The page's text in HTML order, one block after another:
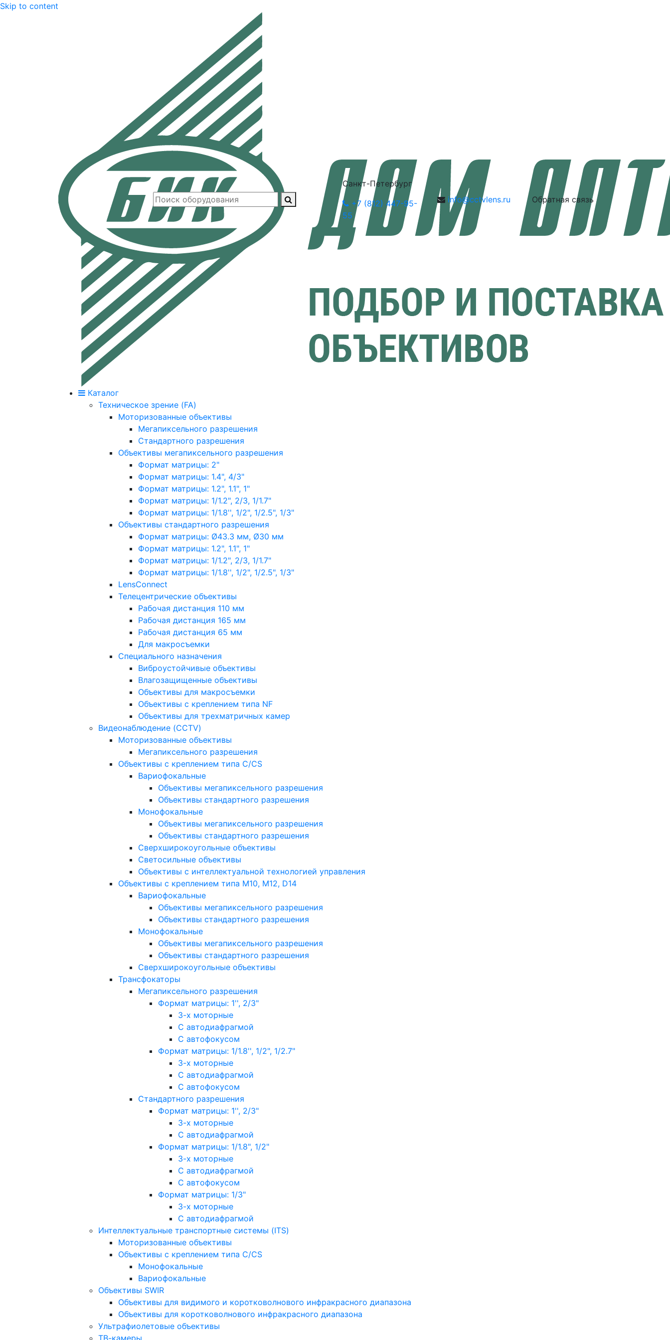
Skip to content
Санкт-Петербург
+7 (812) 447-95-
55
info@cctvlens.ru Обратная связь
Каталог
Техническое зрение (FA)
Моторизованные объективы
Мегапиксельного разрешения
Стандартного разрешения
Объективы мегапиксельного разрешения
Формат матрицы: 2"
Формат матрицы: 1.4", 4/3"
Формат матрицы: 1.2", 1.1", 1"
Формат матрицы: 1/1.2", 2/3, 1/1.7"
Формат матрицы: 1/1.8'', 1/2", 1/2.5", 1/3"
Объективы стандартного разрешения
Формат матрицы: Ø43.3 мм, Ø30 мм
Формат матрицы: 1.2", 1.1", 1"
Формат матрицы: 1/1.2", 2/3, 1/1.7"
Формат матрицы: 1/1.8'', 1/2", 1/2.5", 1/3"
LensConnect
Телецентрические объективы
Рабочая дистанция 110 мм
Рабочая дистанция 165 мм
Рабочая дистанция 65 мм
Для макросъемки
Специального назначения
Виброустойчивые объективы
Влагозащищенные объективы
Объективы для макросъемки
Объективы с креплением типа NF
Объективы для трехматричных камер
Видеонаблюдение (CCTV)
Моторизованные объективы
Мегапиксельного разрешения
Объективы с креплением типа C/CS
Вариофокальные
Объективы мегапиксельного разрешения
Объективы стандартного разрешения
Монофокальные
Объективы мегапиксельного разрешения
Объективы стандартного разрешения
Сверхширокоугольные объективы
Светосильные объективы
Объективы с интеллектуальной технологией управления
Объективы с креплением типа M10, M12, D14
Вариофокальные
Объективы мегапиксельного разрешения
Объективы стандартного разрешения
Монофокальные
Объективы мегапиксельного разрешения
Объективы стандартного разрешения
Сверхширокоугольные объективы
Трансфокаторы
Мегапиксельного разрешения
Формат матрицы: 1'', 2/3"
3-х моторные
С автодиафрагмой
С автофокусом
Формат матрицы: 1/1.8'', 1/2", 1/2.7"
3-х моторные
С автодиафрагмой
С автофокусом
Стандартного разрешения
Формат матрицы: 1'', 2/3"
3-х моторные
С автодиафрагмой
Формат матрицы: 1/1.8", 1/2"
3-х моторные
С автодиафрагмой
С автофокусом
Формат матрицы: 1/3"
3-х моторные
С автодиафрагмой
Интеллектуальные транспортные системы (ITS)
Моторизованные объективы
Объективы с креплением типа C/CS
Монофокальные
Вариофокальные
Объективы SWIR
Объективы для видимого и коротковолнового инфракрасного диапазона
Объективы для коротковолнового инфракрасного диапазона
Ультрафиолетовые объективы
ТВ-камеры